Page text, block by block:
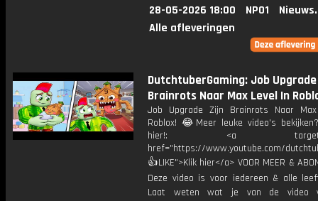
28-05-2026 18:00 NPO1
Alle afleveringen
DutchtuberGaming: Job
Brainrots Naar Max Level In
Job Upgrade Zijn Brainrots Naar
Roblox! 😂Meer leuke video's
hier!: <a
href="https://www.youtube.com/
👍LIKE">Klik hier</a> VOOR MEER &
Deze video is voor iedereen & alle
Laat weten wat je van de video